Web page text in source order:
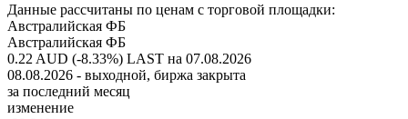
Данные рассчитаны по ценам с торговой площадки:
Австралийская ФБ
Австралийская ФБ
0.22 AUD (-8.33%) LAST на 07.08.2026
08.08.2026 - выходной, биржа закрыта
за последний месяц
изменение